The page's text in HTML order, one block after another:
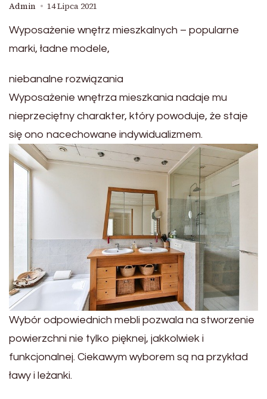
Admin 14 Lipca 2021
Wyposażenie wnętrz mieszkalnych – popularne
marki, ładne modele,
niebanalne rozwiązania
Wyposażenie wnętrza mieszkania nadaje mu
nieprzeciętny charakter, który powoduje, że staje
się ono nacechowane indywidualizmem.
Wybór odpowiednich mebli pozwala na stworzenie
powierzchni nie tylko pięknej, jakkolwiek i
funkcjonalnej. Ciekawym wyborem są na przykład
ławy i leżanki.